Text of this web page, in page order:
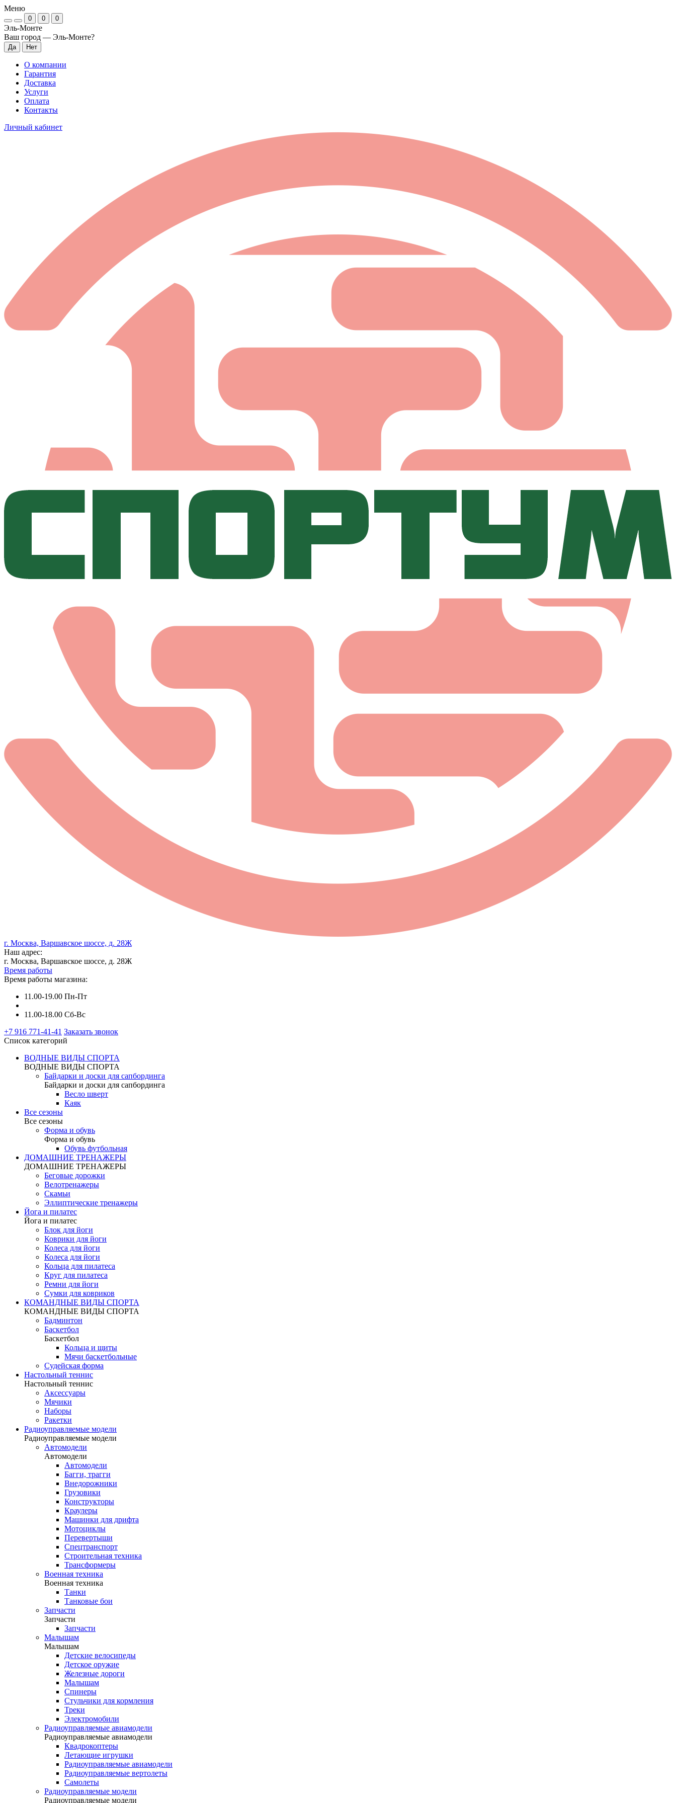
Меню
0 0 0
Эль-Монте
Ваш город — Эль-Монте?
О компании
Гарантия
Доставка
Услуги
Оплата
Контакты
Личный кабинет
г. Москва, Варшавское шоссе, д. 28Ж
Наш адрес:
г. Москва, Варшавское шоссе, д. 28Ж
Время работы
Время работы магазина:
11.00-19.00 Пн-Пт
11.00-18.00 Сб-Вс
+7 916 771-41-41 Заказать звонок
Список категорий
ВОДНЫЕ ВИДЫ СПОРТА
ВОДНЫЕ ВИДЫ СПОРТА
Байдарки и доски для сапбординга
Байдарки и доски для сапбординга
Весло шверт
Каяк
Все сезоны
Все сезоны
Форма и обувь
Форма и обувь
Обувь футбольная
ДОМАШНИЕ ТРЕНАЖЕРЫ
ДОМАШНИЕ ТРЕНАЖЕРЫ
Беговые дорожки
Велотренажеры
Скамьи
Эллиптические тренажеры
Йога и пилатес
Йога и пилатес
Блок для йоги
Коврики для йоги
Колеса для йоги
Колеса для йоги
Кольца для пилатеса
Круг для пилатеса
Ремни для йоги
Сумки для ковриков
КОМАНДНЫЕ ВИДЫ СПОРТА
КОМАНДНЫЕ ВИДЫ СПОРТА
Бадминтон
Баскетбол
Баскетбол
Кольца и щиты
Мячи баскетбольные
Судейская форма
Настольный теннис
Настольный теннис
Аксессуары
Мячики
Наборы
Ракетки
Радиоуправляемые модели
Радиоуправляемые модели
Автомодели
Автомодели
Автомодели
Багги, трагги
Внедорожники
Грузовики
Конструкторы
Краулеры
Машинки для дрифта
Мотоциклы
Перевертыши
Спецтранспорт
Строительная техника
Трансформеры
Военная техника
Военная техника
Танки
Танковые бои
Запчасти
Запчасти
Запчасти
Малышам
Малышам
Детские велосипеды
Детское оружие
Железные дороги
Малышам
Спинеры
Стульчики для кормления
Треки
Электромобили
Радиоуправляемые авиамодели
Радиоуправляемые авиамодели
Квадрокоптеры
Летающие игрушки
Радиоуправляемые авиамодели
Радиоуправляемые вертолеты
Самолеты
Радиоуправляемые модели
Радиоуправляемые модели